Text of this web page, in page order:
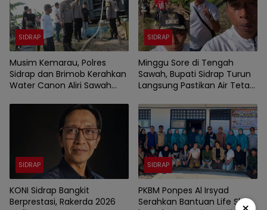
SIDRAP
Musim Kemarau, Polres
Sidrap dan Brimob Kerahkan
Water Canon Aliri Sawah
SIDRAP
Minggu Sore di Tengah
Sawah, Bupati Sidrap Turun
Langsung Pastikan Air Tetap
SIDRAP
KONI Sidrap Bangkit
Berprestasi, Rakerda 2026
SIDRAP
PKBM Ponpes Al Irsyad
Serahkan Bantuan Life Skill